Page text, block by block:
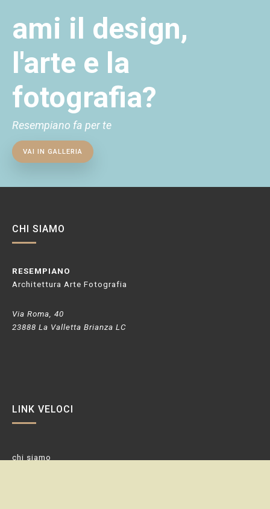
ami il design,
l'arte e la
fotografia?
Resempiano fa per te
VAI IN GALLERIA
CHI SIAMO
RESEMPIANO
Architettura Arte Fotografia
Via Roma, 40
23888 La Valletta Brianza LC
LINK VELOCI
chi siamo